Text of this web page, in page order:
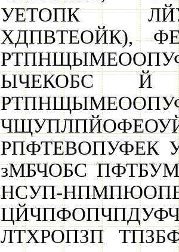
УЕТОПК
ХДПВТЕОЙК),
ЫЧЕКОБС Й
РПФТЕВОПУФЕК
зМБЧОБС
НСУП-
ЛТХРОПЗП